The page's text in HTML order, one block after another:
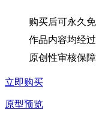
购买后可永久
作品内容均经
原创性审核保
立即购买
原型预览